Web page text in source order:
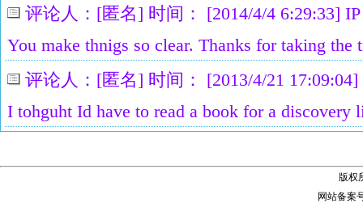
评论人：[匿名] 时间： [2014/4/4 6:29:33]
You make thnigs so clear. Thanks for taking the
评论人：[匿名] 时间： [2013/4/21
I tohguht Id have to read a book for a discovery
版权
网站备案